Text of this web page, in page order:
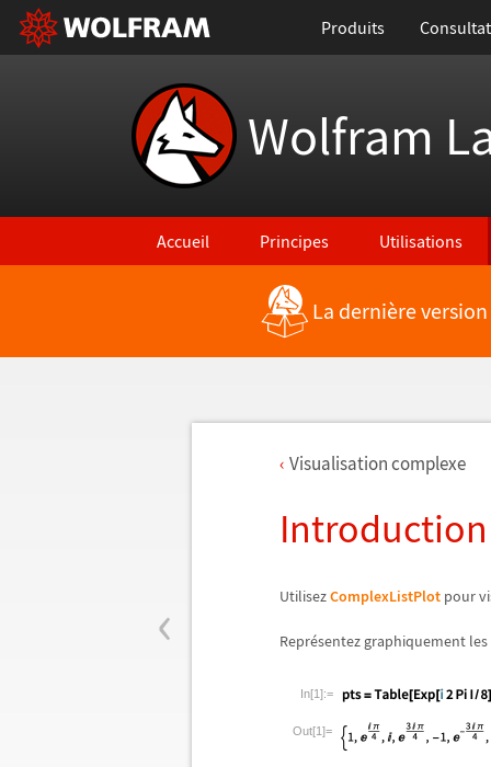
Produits
Wolfram
Accueil Principes Utilisations
La dernière
‹
Visualisation complexe
UtilisezComplexListPlot pour
Représentez graphiquement
In[1]:=
Out[1]=